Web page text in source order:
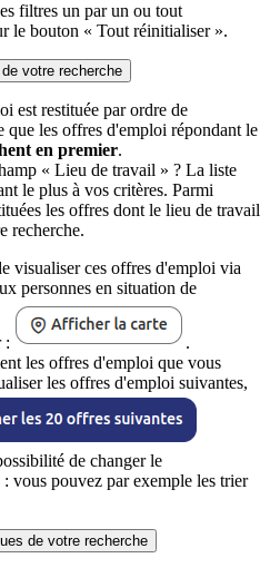
filtres un par un ou tout
le bouton « Tout réinitialiser ».
votre recherche
est restituée par ordre de
que les offres d'emploi répondant le
en premier.
« Lieu de travail » ? La liste
le plus à vos critères. Parmi
les offres dont le lieu de travail
recherche.
visualiser ces offres d'emploi via
personnes en situation de
:
.
les offres d'emploi que vous
les offres d'emploi suivantes,
de changer le
: vous pouvez par exemple les trier
de votre recherche